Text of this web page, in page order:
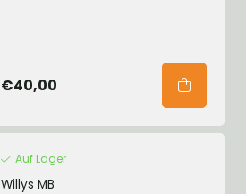
€40,00
Auf Lager
Willys MB